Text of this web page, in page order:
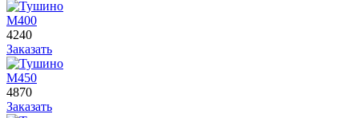
М400
4240
Заказать
М450
4870
Заказать